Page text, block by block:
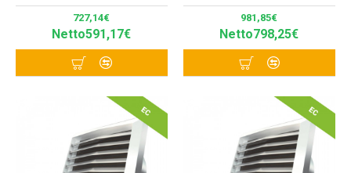
727,14€
Netto591,17€
981,85€
Netto798,25€